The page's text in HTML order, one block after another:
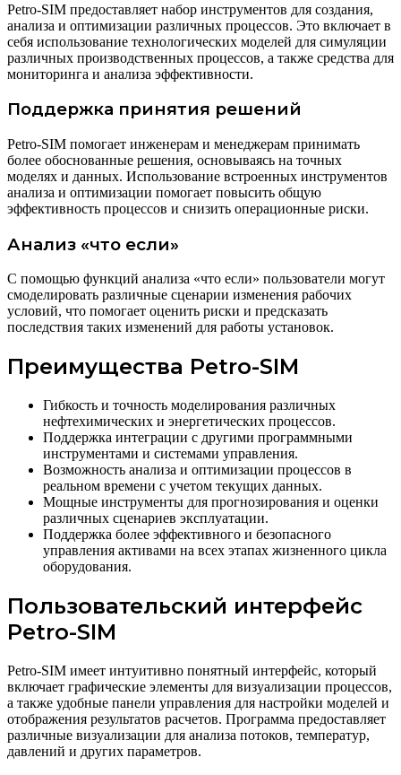
Petro-SIM предоставляет набор инструментов для создания,
анализа и оптимизации различных процессов. Это включает в
себя использование технологических моделей для симуляции
различных производственных процессов, а также средства для
мониторинга и анализа эффективности.
Поддержка принятия решений
Petro-SIM помогает инженерам и менеджерам принимать
более обоснованные решения, основываясь на точных
моделях и данных. Использование встроенных инструментов
анализа и оптимизации помогает повысить общую
эффективность процессов и снизить операционные риски.
Анализ «что если»
С помощью функций анализа «что если» пользователи могут
смоделировать различные сценарии изменения рабочих
условий, что помогает оценить риски и предсказать
последствия таких изменений для работы установок.
Преимущества Petro-SIM
Гибкость и точность моделирования различных
нефтехимических и энергетических процессов.
Поддержка интеграции с другими программными
инструментами и системами управления.
Возможность анализа и оптимизации процессов в
реальном времени с учетом текущих данных.
Мощные инструменты для прогнозирования и оценки
различных сценариев эксплуатации.
Поддержка более эффективного и безопасного
управления активами на всех этапах жизненного цикла
оборудования.
Пользовательский интерфейс
Petro-SIM
Petro-SIM имеет интуитивно понятный интерфейс, который
включает графические элементы для визуализации процессов,
а также удобные панели управления для настройки моделей и
отображения результатов расчетов. Программа предоставляет
различные визуализации для анализа потоков, температур,
давлений и других параметров.